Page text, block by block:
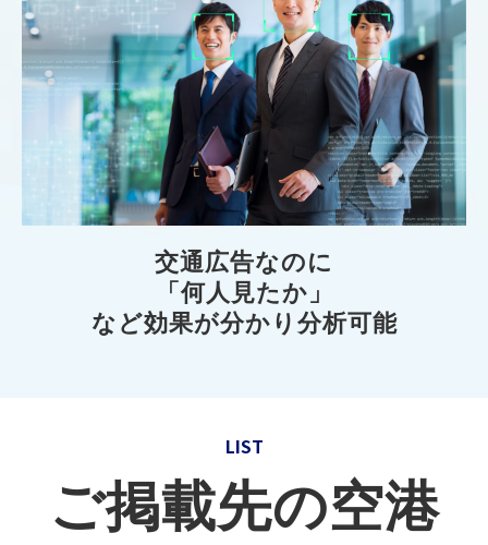
交通広告なのに
「何人見たか」
など効果が分かり分析可能
LIST
ご掲載先の空港